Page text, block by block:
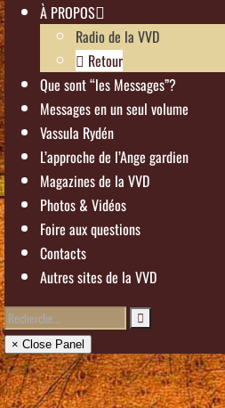
À PROPOS
Radio de la VVD
Retour
Que sont “les Messages”?
Messages en un seul volume
Vassula Rydén
L’approche de l’Ange gardien
Magazines de la VVD
Photos & Vidéos
Foire aux questions
Contacts
Autres sites de la VVD
× Close Panel